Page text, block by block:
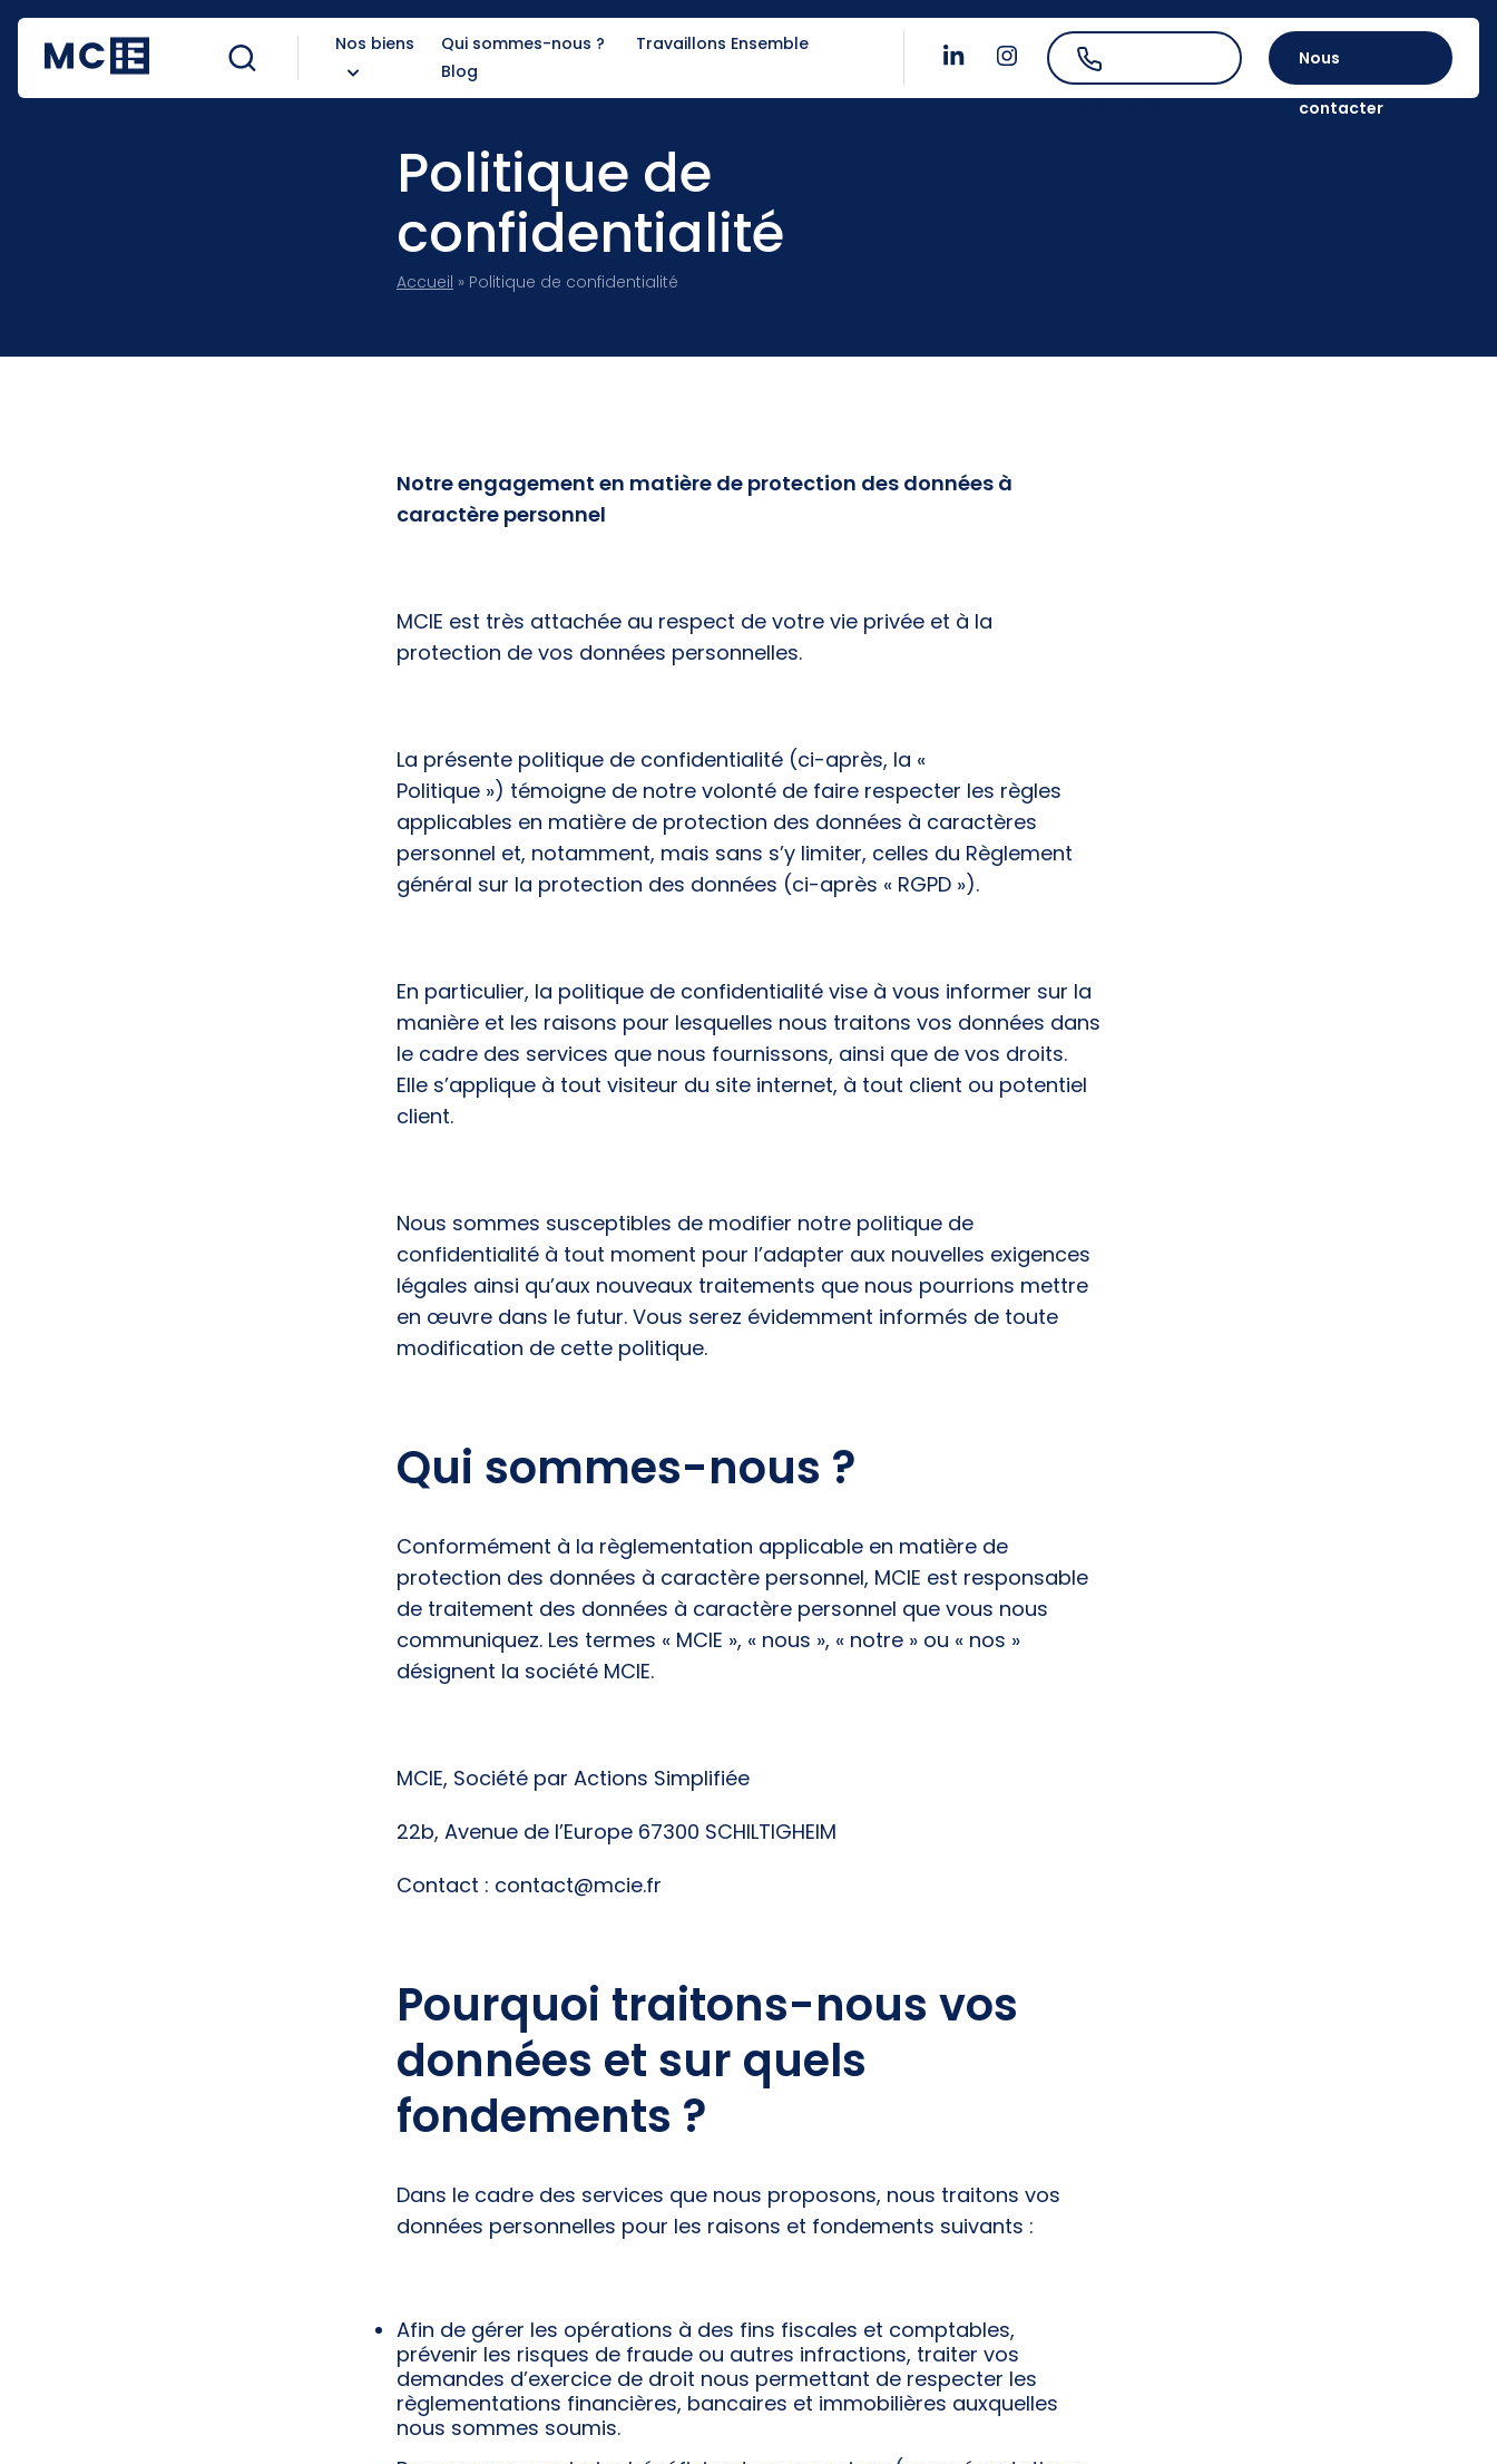
Nos biens Qui sommes-nous ?
Travaillons Ensemble
Blog
Nous
contacter
Politique de
confidentialité
Accueil » Politique de confidentialité
Notre engagement en matière de protection des données à
caractère personnel
MCIE est très attachée au respect de votre vie privée et à la
protection de vos données personnelles.
La présente politique de confidentialité (ci-après, la «
Politique ») témoigne de notre volonté de faire respecter les règles
applicables en matière de protection des données à caractères
personnel et, notamment, mais sans s’y limiter, celles du Règlement
général sur la protection des données (ci-après « RGPD »).
En particulier, la politique de confidentialité vise à vous informer sur la
manière et les raisons pour lesquelles nous traitons vos données dans
le cadre des services que nous fournissons, ainsi que de vos droits.
Elle s’applique à tout visiteur du site internet, à tout client ou potentiel
client.
Nous sommes susceptibles de modifier notre politique de
confidentialité à tout moment pour l’adapter aux nouvelles exigences
légales ainsi qu’aux nouveaux traitements que nous pourrions mettre
en œuvre dans le futur. Vous serez évidemment informés de toute
modification de cette politique.
Qui sommes-nous ?
Conformément à la règlementation applicable en matière de
protection des données à caractère personnel, MCIE est responsable
de traitement des données à caractère personnel que vous nous
communiquez. Les termes « MCIE », « nous », « notre » ou « nos »
désignent la société MCIE.
MCIE, Société par Actions Simplifiée
22b, Avenue de l’Europe 67300 SCHILTIGHEIM
Contact : contact@mcie.fr
Pourquoi traitons-nous vos
données et sur quels
fondements ?
Dans le cadre des services que nous proposons, nous traitons vos
données personnelles pour les raisons et fondements suivants :
Afin de gérer les opérations à des fins fiscales et comptables,
prévenir les risques de fraude ou autres infractions, traiter vos
demandes d’exercice de droit nous permettant de respecter les
règlementations financières, bancaires et immobilières auxquelles
nous sommes soumis.